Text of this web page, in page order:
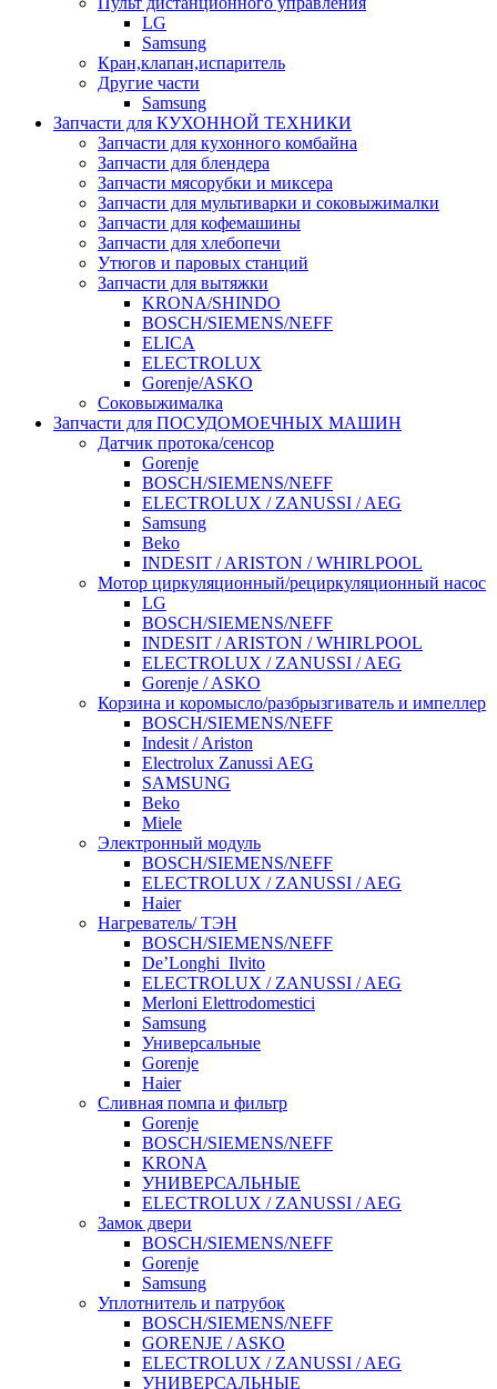
LG
Samsung
Кран,клапан,испаритель
Другие части
Samsung
Запчасти для КУХОННОЙ ТЕХНИКИ
Запчасти для кухонного комбайна
Запчасти для блендера
Запчасти мясорубки и миксера
Запчасти для мультиварки и соковыжималки
Запчасти для кофемашины
Запчасти для хлебопечи
Утюгов и паровых станций
Запчасти для вытяжки
KRONA/SHINDO
BOSCH/SIEMENS/NEFF
ELICA
ELECTROLUX
Gorenje/ASKO
Соковыжималка
Запчасти для ПОСУДОМОЕЧНЫХ МАШИН
Датчик протока/сенсор
Gorenje
BOSCH/SIEMENS/NEFF
ELECTROLUX / ZANUSSI / AEG
Samsung
Beko
INDESIT / ARISTON / WHIRLPOOL
Мотор циркуляционный/рециркуляционный насос
LG
BOSCH/SIEMENS/NEFF
INDESIT / ARISTON / WHIRLPOOL
ELECTROLUX / ZANUSSI / AEG
Gorenje / ASKO
Корзина и коромысло/разбрызгиватель и импеллер
BOSCH/SIEMENS/NEFF
Indesit / Ariston
Electrolux Zanussi AEG
SAMSUNG
Beko
Miele
Электронный модуль
BOSCH/SIEMENS/NEFF
ELECTROLUX / ZANUSSI / AEG
Haier
Нагреватель/ ТЭН
BOSCH/SIEMENS/NEFF
De’Longhi_Ilvito
ELECTROLUX / ZANUSSI / AEG
Merloni Elettrodomestici
Samsung
Универсальные
Gorenje
Haier
Сливная помпа и фильтр
Gorenje
BOSCH/SIEMENS/NEFF
KRONA
УНИВЕРСАЛЬНЫЕ
ELECTROLUX / ZANUSSI / AEG
Замок двери
BOSCH/SIEMENS/NEFF
Gorenje
Samsung
Уплотнитель и патрубок
BOSCH/SIEMENS/NEFF
GORENJE / ASKO
ELECTROLUX / ZANUSSI / AEG
УНИВЕРСАЛЬНЫЕ